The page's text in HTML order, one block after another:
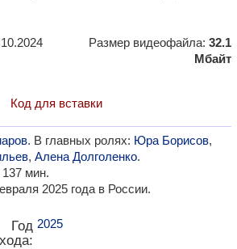
Размер видеофайла: 32.1
Мбайт
Код для вставки
. В главных ролях: Юра Борисов,
, Алена Долголенко.
мин.
2025 года в России.
Год 2025